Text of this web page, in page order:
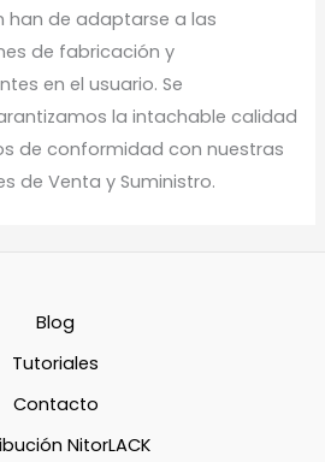
de adaptarse a las
de fabricación y
en el usuario. Se
la intachable calidad
de conformidad con nuestras
de Venta y Suministro.
Blog
Tutoriales
Contacto
NitorLACK